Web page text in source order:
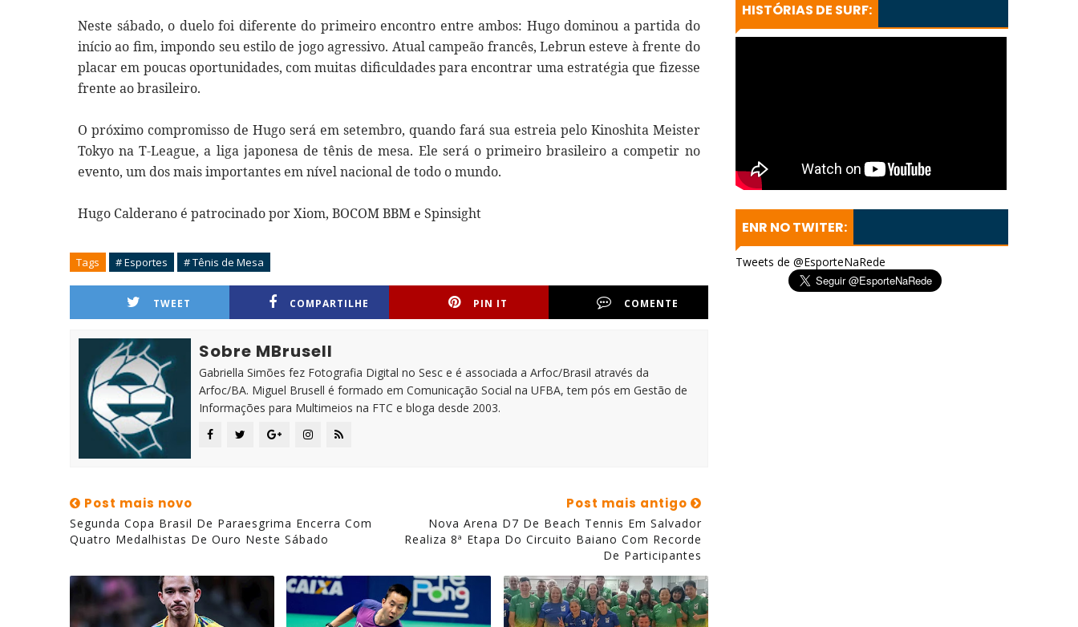
Neste sábado, o duelo foi diferente do primeiro encontro entre ambos: Hugo dominou a partida do
início ao fim, impondo seu estilo de jogo agressivo. Atual campeão francês, Lebrun esteve à frente do
placar em poucas oportunidades, com muitas dificuldades para encontrar uma estratégia que fizesse
frente ao brasileiro.
O próximo compromisso de Hugo será em setembro, quando fará sua estreia pelo Kinoshita Meister
Tokyo na T-League, a liga japonesa de tênis de mesa. Ele será o primeiro brasileiro a competir no
evento, um dos mais importantes em nível nacional de todo o mundo.
Hugo Calderano é patrocinado por Xiom, BOCOM BBM e Spinsight
Tags # Esportes # Tênis de Mesa
TWEET COMPARTILHE PIN IT COMENTE
Sobre MBrusell
Gabriella Simões fez Fotografia Digital no Sesc e é associada a Arfoc/Brasil através da
Arfoc/BA. Miguel Brusell é formado em Comunicação Social na UFBA, tem pós em Gestão de
Informações para Multimeios na FTC e bloga desde 2003.
Post mais novo
Segunda Copa Brasil De Paraesgrima Encerra Com
Quatro Medalhistas De Ouro Neste Sábado
Post mais antigo
Nova Arena D7 De Beach Tennis Em Salvador
Realiza 8ª Etapa Do Circuito Baiano Com Recorde
De Participantes
HISTÓRIAS DE SURF:
ENR NO TWITER:
Tweets de @EsporteNaRede